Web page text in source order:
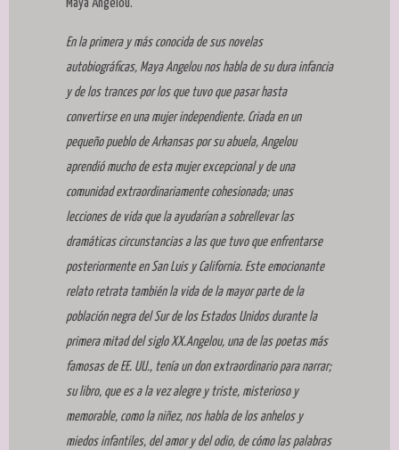
Maya Angelou.
En la primera y más conocida de sus novelas
autobiográficas, Maya Angelou nos habla de su dura infancia
y de los trances por los que tuvo que pasar hasta
convertirse en una mujer independiente. Criada en un
pequeño pueblo de Arkansas por su abuela, Angelou
aprendió mucho de esta mujer excepcional y de una
comunidad extraordinariamente cohesionada; unas
lecciones de vida que la ayudarían a sobrellevar las
dramáticas circunstancias a las que tuvo que enfrentarse
posteriormente en San Luis y California. Este emocionante
relato retrata también la vida de la mayor parte de la
población negra del Sur de los Estados Unidos durante la
primera mitad del siglo XX.Angelou, una de las poetas más
famosas de EE. UU., tenía un don extraordinario para narrar;
su libro, que es a la vez alegre y triste, misterioso y
memorable, como la niñez, nos habla de los anhelos y
miedos infantiles, del amor y del odio, de cómo las palabras